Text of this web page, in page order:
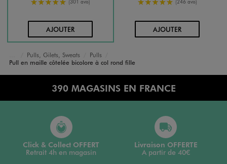
(301 avis)
AJOUTERAU PANIER
(246 avis)
AJOUTERAU PANIER
Accueil
Fille
Vêtements
Pulls, Gilets, Sweats
Pulls
Pull en maille côtelée bicolore à col rond fille
390 MAGASINS EN FRANCE
Click & Collect OFFERT
Retrait 4h en magasin
Livraison OFFERTE
A partir de 40€